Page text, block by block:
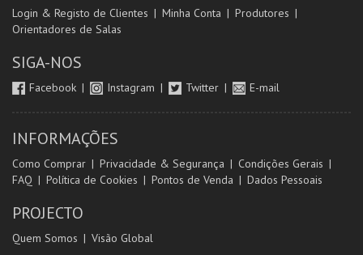
Login & Registo de Clientes Minha Conta
Produtores
Orientadores de Salas
SIGA-NOS
Facebook Instagram Twitter E-mail
INFORMAÇÕES
Como Comprar Privacidade & Segurança
Condições Gerais
FAQ
Política de Cookies Pontos de Venda Dados Pessoais
PROJECTO
Quem Somos Visão Global